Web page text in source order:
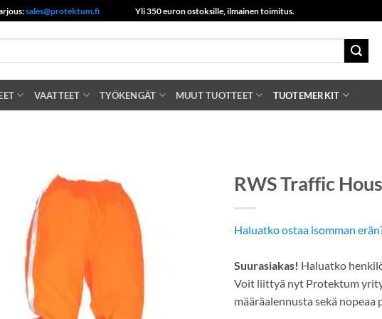
sales@protektum.fiYli 350 euron ostoksille, ilmainen toimitus.
VAATTEET TYÖKENGÄT MUUT TUOTTEET TUOTEMERKIT
RWS Traffic
Haluatko ostaa isomman
Suurasiakas! Haluatko
Voit liittyä nyt Protektum
määräalennusta sekä